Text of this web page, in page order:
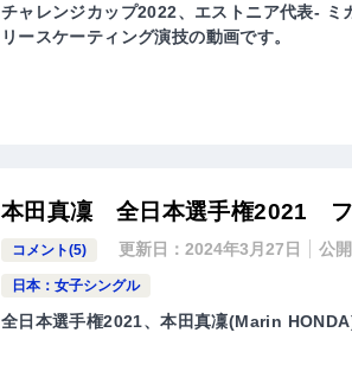
チャレンジカップ2022、エストニア代表-
リースケーティング演技の動画です。
本田真凜 全日本選手権2021
コメント(5) 更新日：2024年3月27日 公
日本：女子シングル
全日本選手権2021、本田真凜(Marin